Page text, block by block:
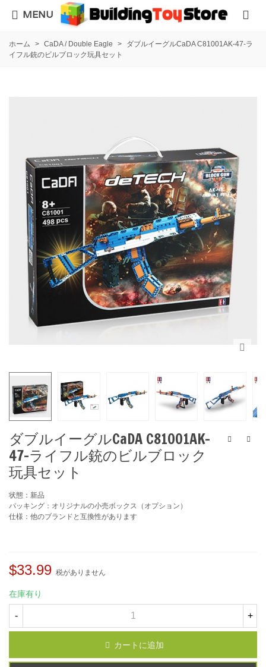
MENU
ホーム > CaDA / Double Eagle >
ダブルイーグルCaDA C81001AK-47-ラ
イフル銃のビルブロック玩具セット
ダブルイーグルCaDA C81001AK-
47-ライフル銃のビルブロック
玩具セット
状態：新品
パッキング：オリジナルの小売ボックス（オプション）
仕様：他のブランドと互換性があります
$33.99 税がありません
在庫有り
- +
カートに追加